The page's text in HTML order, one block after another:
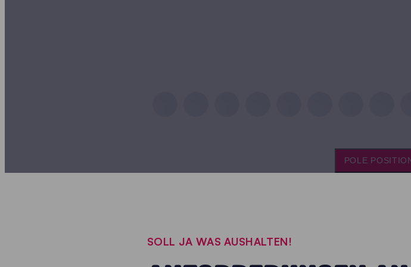
POLE
SOLL JA WAS AUSHALTEN!